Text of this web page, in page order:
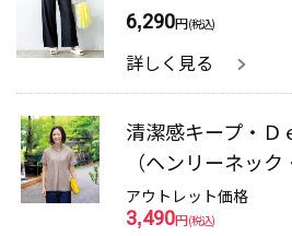
6,290円(税込)
詳しく見る
清潔感キープ・Ｄ
（ヘンリーネック
アウトレット価格
3,490円(税込)